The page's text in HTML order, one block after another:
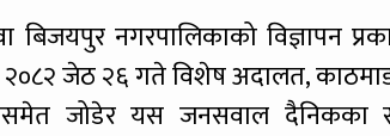
नगरपालिकाको विज्ञापन
२०८२ जेठ २६ गते विशेष अदालत,
जोडेर यस जनसवाल दैनिकका